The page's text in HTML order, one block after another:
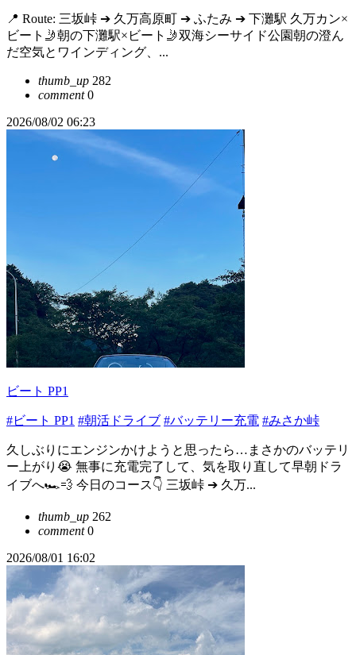
📍 Route: 三坂峠 ➔ 久万高原町 ➔ ふたみ ➔ 下灘駅 久万カン×
ビート🤳朝の下灘駅×ビート🤳双海シーサイド公園朝の澄ん
だ空気とワインディング、...
thumb_up 282
comment0
2026/08/02 06:23
ビート PP1
#ビート PP1 #朝活ドライブ #バッテリー充電 #みさか峠
久しぶりにエンジンかけようと思ったら…まさかのバッテリ
ー上がり😭 無事に充電完了して、気を取り直して早朝ドラ
イブへ🏎️💨 今日のコース👇 三坂峠 ➔ 久万...
thumb_up 262
comment0
2026/08/01 16:02